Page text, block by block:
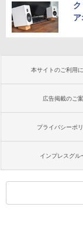
本サイトのご利用
広告掲載のご
プライバシーポ
インプレスグル